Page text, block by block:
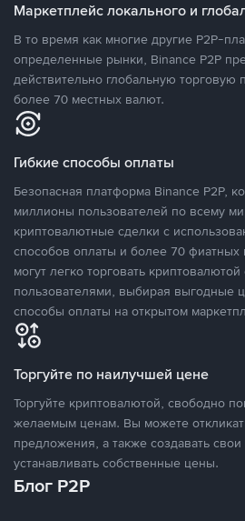
Маркетплейс локального и
В то время как многие другие P2P-
определенные рынки, Binance P2P
действительно глобальную
более 70 местных валют.
Гибкие способы оплаты
Безопасная платформа Binance P2P,
миллионы пользователей по всему
криптовалютные сделки с
способов оплаты и более 70 фиатных
могут легко торговать
пользователями, выбирая выгодные
способы оплаты на открытом
Торгуйте по наилучшей цене
Торгуйте криптовалютой, свободно
желаемым ценам. Вы можете
предложения, а также создавать
устанавливать собственные цены.
Блог P2P